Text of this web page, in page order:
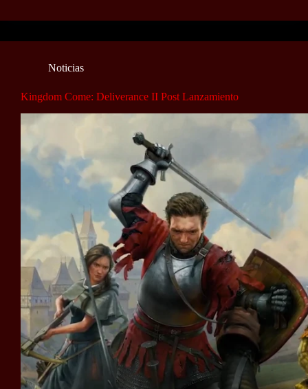
Noticias
Kingdom Come: Deliverance II Post Lanzamiento